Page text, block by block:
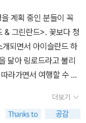
존되어 있어 트래킹과
<인터스텔라>, <월터
, 영화는 물론 한국의 인
란드의 빼어난 풍경이
린란드>에는 아이슬란
에서 꼭 해야 하는 10가
캬비크 워킹투어, 폭포,
, 온천, 오로라와 얼음동
계획 중인 분들이 꼭
그린란드>. 꽃보다 청
되면서 아이슬란드 하
닮아 링로드라고 불리
라가면서 여행할 수 있
상 그 이상의 모습을
인 장소가 많은 곳이
더보기